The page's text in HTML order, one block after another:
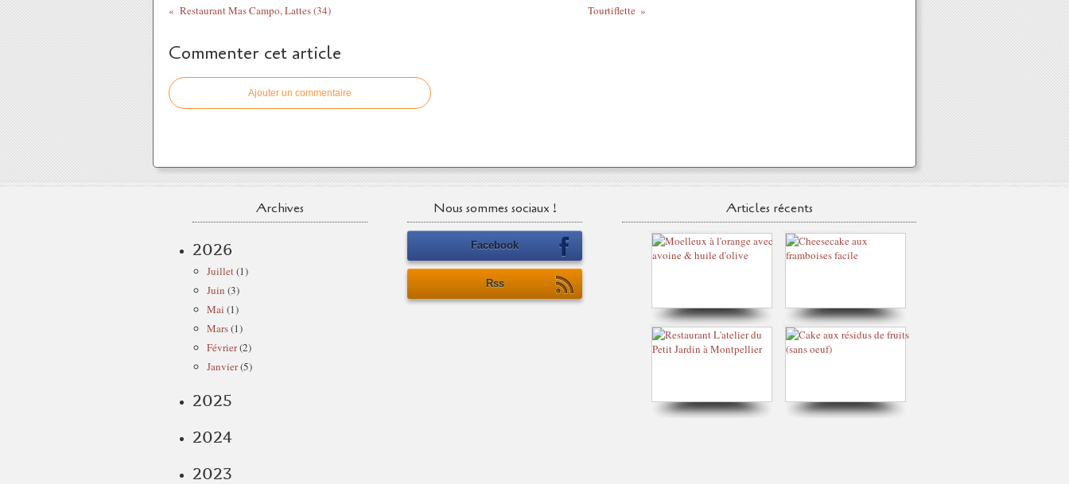
Restaurant Mas Campo, Lattes (34) Tourtiflette
Commenter cet article
Ajouter un commentaire
Archives
2026
Juillet(1)
Juin (3)
Mai (1)
Mars(1)
Février(2)
Janvier(5)
2025
2024
2023
Nous sommes sociaux !
Facebook
Rss
Articles récents